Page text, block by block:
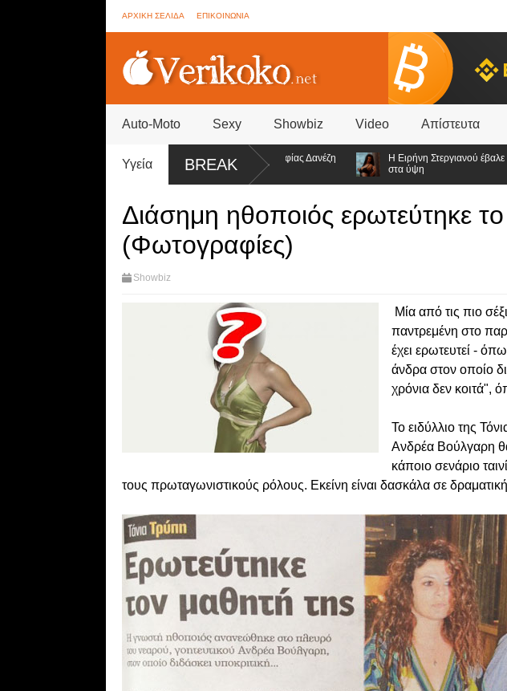
ΑΡΧΙΚΗ ΣΕΛΙΔΑ ΕΠΙΚΟΙΝΩΝΙΑ
Auto-Moto Sexy Showbiz Video Απίστευτα
Υγεία BREAK
- Συνεννοήσεις για ψηφοφορίες από την ομάδα της Σοφίας Δανέζη
Η Ειρήνη Στεργιανού έβαλε τα...
στα ύψη
Διάσημη ηθοποιός ερωτεύτηκε
(Φωτογραφίες)
Showbiz
Μία από τις πιο
παντρεμένη στο
έχει ερωτευτεί -
άνδρα στον οποίο
χρόνια δεν κοιτά",
Το ειδύλλιο της
Ανδρέα Βούλγαρη
κάποιο σενάριο
τους πρωταγωνιστικούς ρόλους. Εκείνη είναι δασκάλα σε